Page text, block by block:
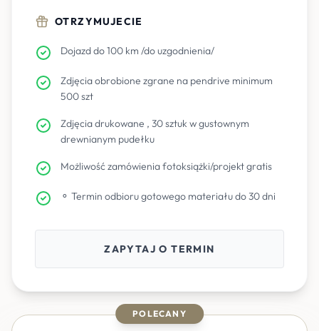
OTRZYMUJECIE
Dojazd do 100 km /do uzgodnienia/
Zdjęcia obrobione zgrane na pendrive minimum
500 szt
Zdjęcia drukowane , 30 sztuk w gustownym
drewnianym pudełku
Możliwość zamówienia fotoksiążki/projekt gratis
⚬ Termin odbioru gotowego materiału do 30 dni
ZAPYTAJ O TERMIN
POLECANY